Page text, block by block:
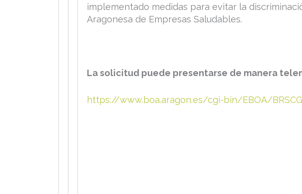
implementado medidas para evitar la
Aragonesa de Empresas Saludables.
La solicitud puede presentarse de manera
https://www.boa.aragon.es/cgi-bin/EBOA/